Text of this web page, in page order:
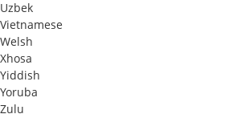
Uzbek
Vietnamese
Welsh
Xhosa
Yiddish
Yoruba
Zulu